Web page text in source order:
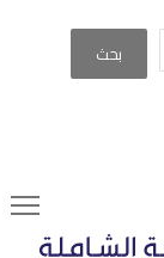
بحث
Menu